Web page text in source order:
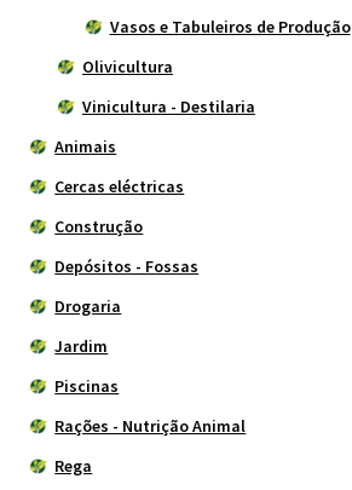
Vasos e Tabuleiros de Produção
Olivicultura
Vinicultura - Destilaria
Animais
Cercas eléctricas
Construção
Depósitos - Fossas
Drogaria
Jardim
Piscinas
Rações - Nutrição Animal
Rega